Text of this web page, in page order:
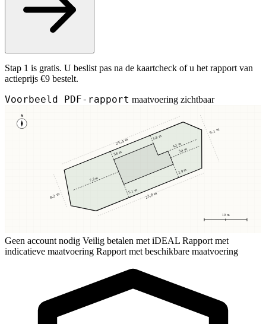
Stap 1 is gratis. U beslist pas na de kaartcheck of u het rapport van
actieprijs €9 bestelt.
Voorbeeld PDF-rapport maatvoering zichtbaar
N
10 m
3,8 m
3,8 m
5,1 m
2,9 m
7,2 m
3,4 m
4,1 m
25,4 m
23,8 m
8,2 m
9,1 m
Geen account nodig Veilig betalen met iDEAL Rapport met
indicatieve maatvoering Rapport met beschikbare maatvoering